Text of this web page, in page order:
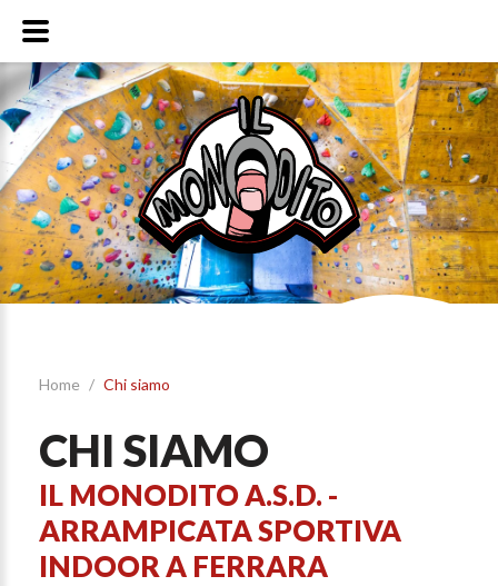
Home / Chi siamo
CHI SIAMO
IL MONODITO A.S.D. -
ARRAMPICATA SPORTIVA
INDOOR A FERRARA